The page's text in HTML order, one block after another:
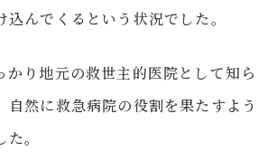
んでくるという状況でした。
かり地元の救世主的医院として知ら
自然に救急病院の役割を果たすよう
。